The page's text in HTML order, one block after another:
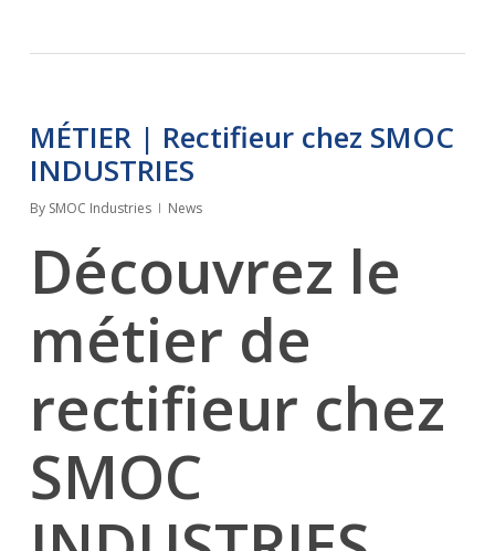
MÉTIER | Rectifieur chez SMOC
INDUSTRIES
By SMOC Industries News
Découvrez le
métier de
rectifieur chez
SMOC